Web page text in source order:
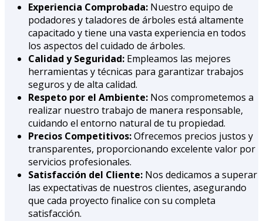
Experiencia Comprobada: Nuestro equipo de
podadores y taladores de árboles está altamente
capacitado y tiene una vasta experiencia en todos
los aspectos del cuidado de árboles.
Calidad y Seguridad: Empleamos las mejores
herramientas y técnicas para garantizar trabajos
seguros y de alta calidad.
Respeto por el Ambiente: Nos comprometemos a
realizar nuestro trabajo de manera responsable,
cuidando el entorno natural de tu propiedad.
Precios Competitivos:Ofrecemos precios justos y
transparentes, proporcionando excelente valor por
servicios profesionales.
Satisfacción del Cliente: Nos dedicamos a superar
las expectativas de nuestros clientes, asegurando
que cada proyecto finalice con su completa
satisfacción.